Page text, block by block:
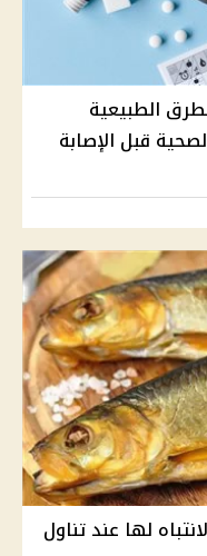
الطبيعية
قبل الإصابة
لها عند تناول